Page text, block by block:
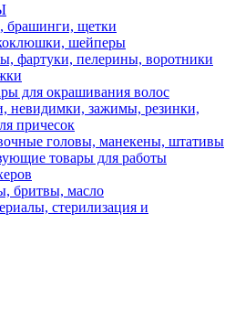
брашинги, щетки
шейперы
фартуки, пелерины, воротники
для окрашивания волос
невидимки, зажимы, резинки,
причесок
головы, манекены, штативы
товары для работы
бритвы, масло
стерилизация и